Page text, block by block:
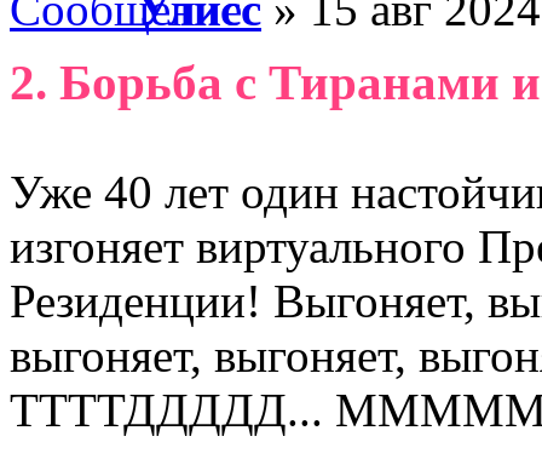
2. Борьба с Тиранами
Уже 40 лет один
изгоняет виртуального
Резиденции! Выгоняет,
выгоняет, выгоняет,
ТТТТДДДДД...